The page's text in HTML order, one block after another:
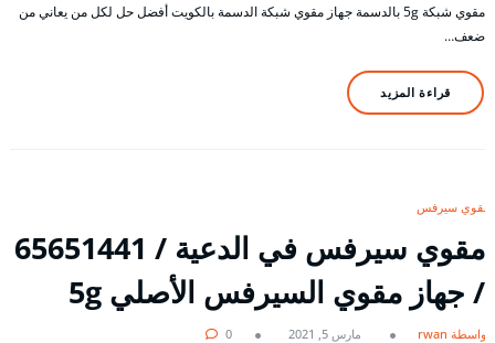
مقوي شبكة 5g بالدسمة جهاز مقوي شبكة الدسمة بالكويت أفضل حل لكل من يعاني من
ضعف…
قراءة المزيد
مقوي سيرفس
مقوي سيرفس في الدعية / 65651441
/ جهاز مقوي السيرفس الأصلي 5g
بواسطة rwan مارس 5, 2021 0